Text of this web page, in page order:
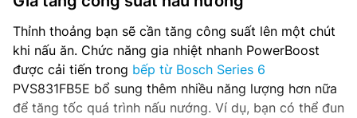
Thỉnh thoảng bạn sẽ cần tăng công suất lên một chút
khi nấu ăn. Chức năng gia nhiệt nhanh PowerBoost
được cải tiến trong bếp từ Bosch Series 6
PVS831FB5E bổ sung thêm nhiều năng lượng hơn nữa
để tăng tốc quá trình nấu nướng. Ví dụ, bạn có thể đun